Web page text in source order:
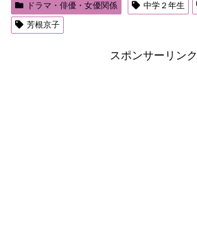
ドラマ・俳優・女優関係 中学２年生
芳根京子
スポンサーリンク